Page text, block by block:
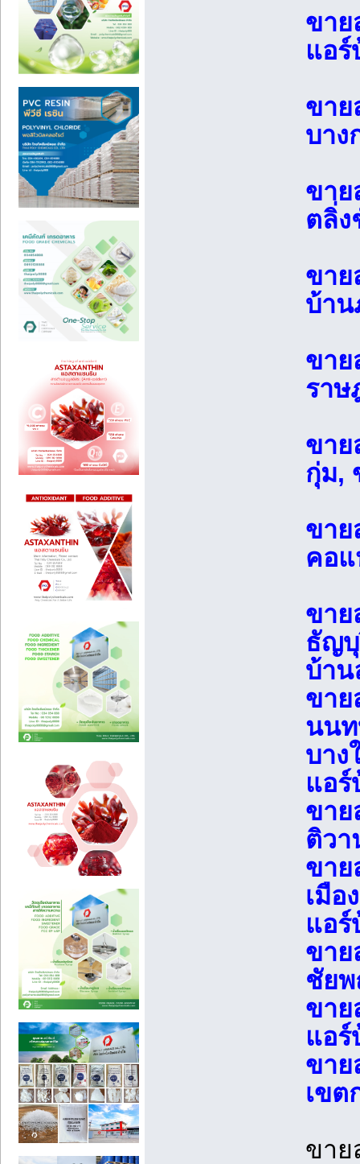
ขาย
แอร์
ขาย
บาง
ขาย
ตลิ่ง
ขาย
บ้าน
ขาย
ราษ
ขาย
กุ่ม,
ขาย
คอแ
ขาย
ธัญบุ
บ้าน
ขาย
นนท
บาง
แอร์
ขาย
ติวา
ขาย
เมือ
แอ
ขาย
ชัย
ขาย
แอร์
ขาย
เขต
ขาย